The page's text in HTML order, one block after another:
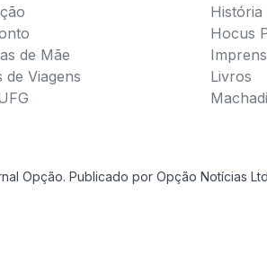
de Mãe
de Viagens
História
Hocus
Livros
Opção. Publicado por Opção Notícias